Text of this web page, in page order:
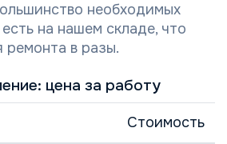
необходимых
на нашем складе, что
ремонта в разы.
цена за работу
Стоимость